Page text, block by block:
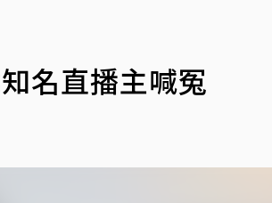
名直播主喊冤